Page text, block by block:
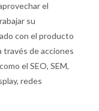
el
su
con el producto
través de acciones
el SEO, SEM,
redes